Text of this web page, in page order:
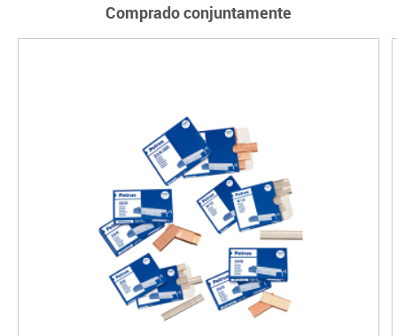
Comprado conjuntamente